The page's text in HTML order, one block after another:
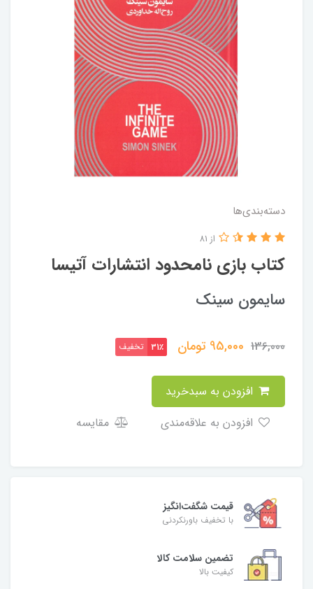
دسته‌بندی‌ها
کتاب بازی نامحدود انتشارات آتیسا
از 81
سایمون سینک
136,000
95,000 تومان 31٪ تخفیف
مقایسه
قیمت شگفت‌انگیز
با تخفیف باورنکردنی
تضمین سلامت کالا
کیفیت بالا